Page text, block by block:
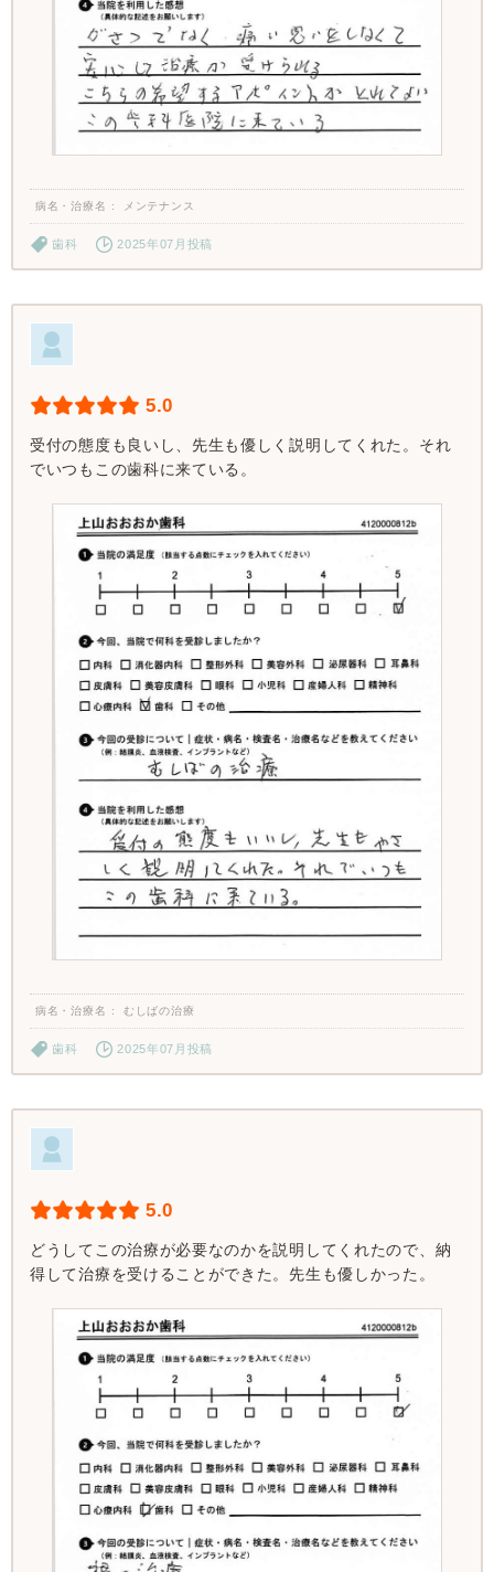
病名・治療名 メンテナンス
歯科 2025年07月投稿
5.0
受付の態度も良いし、先生も優しく説明してくれた。それ
でいつもこの歯科に来ている。
病名・治療名 むしばの治療
歯科 2025年07月投稿
5.0
どうしてこの治療が必要なのかを説明してくれたので、納
得して治療を受けることができた。先生も優しかった。